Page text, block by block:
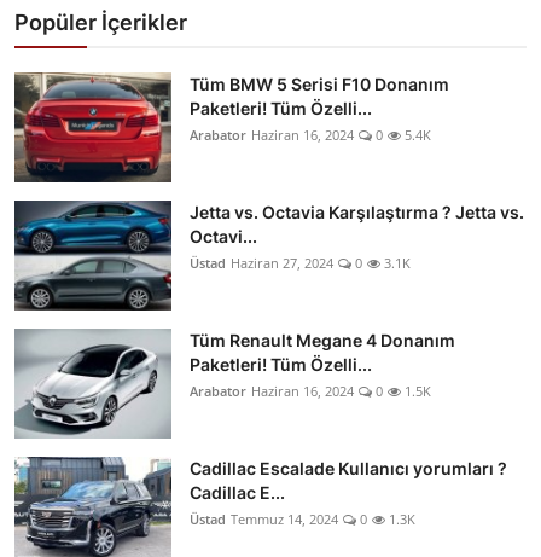
Popüler İçerikler
Tüm BMW 5 Serisi F10 Donanım
Paketleri! Tüm Özelli...
Arabator Haziran 16, 2024 0 5.4K
Jetta vs. Octavia Karşılaştırma ? Jetta vs.
Octavi...
Üstad Haziran 27, 2024 0 3.1K
Tüm Renault Megane 4 Donanım
Paketleri! Tüm Özelli...
Arabator Haziran 16, 2024 0 1.5K
Cadillac Escalade Kullanıcı yorumları ?
Cadillac E...
Üstad Temmuz 14, 2024 0 1.3K